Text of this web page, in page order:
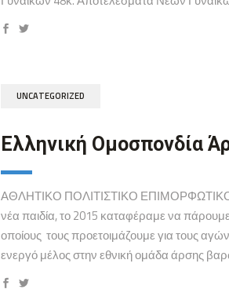
UNCATEGORIZED
Ελληνική Ομοσπονδία
ΑΘΛΗΤΙΚΟ ΠΟΛΙΤΙΣΤΙΚΟ ΕΠΙΜΟΡΦΩΤΙΚΟ
νέα παιδία, το 2015 καταφέραμε να
οποίους τους προετοιμάζουμε για τους
ενεργό μέλος στην εθνική ομάδα άρσης